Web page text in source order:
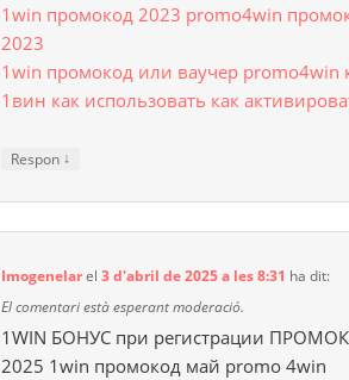
1win промокод 2023 promo4win
2023
1win промокод или ваучер promo4win
1вин как использовать как
Respon ↓
Imogenelarel3 d'abril de 2025 a les 8:31 ha dit:
El comentari està esperant moderació.
1WIN БОНУС при регистрации
2025 1win промокод май promo 4win